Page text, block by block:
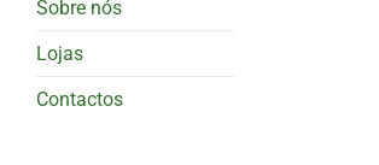
Sobre nós
Lojas
Contactos